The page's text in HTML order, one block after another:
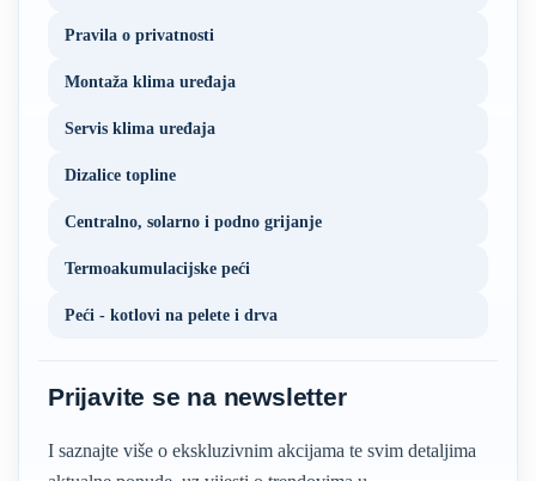
Pravila o privatnosti
Montaža klima uređaja
Servis klima uređaja
Dizalice topline
Centralno, solarno i podno grijanje
Termoakumulacijske peći
Peći - kotlovi na pelete i drva
Prijavite se na newsletter
I saznajte više o ekskluzivnim akcijama te svim detaljima